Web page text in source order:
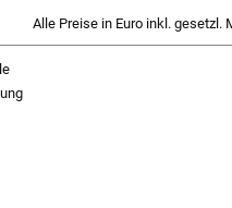
Alle Preise in Euro inkl. gesetzl.